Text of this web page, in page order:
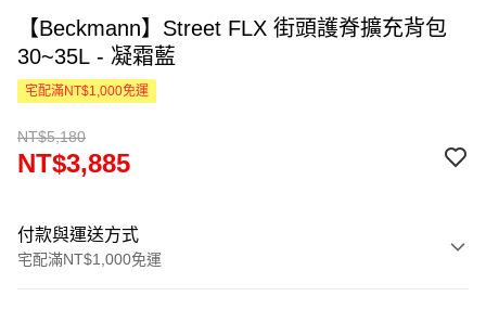
【Beckmann】Street FLX 街頭護脊擴充背包
30~35L - 凝霜藍
宅配滿NT$1,000免運
NT$5,180
NT$3,885
付款與運送方式
宅配滿NT$1,000免運